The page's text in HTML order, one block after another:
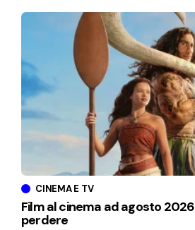
CINEMA E TV
Film al cinema ad agosto
perdere